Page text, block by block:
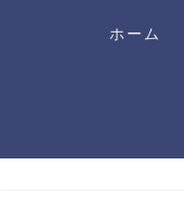
ホーム